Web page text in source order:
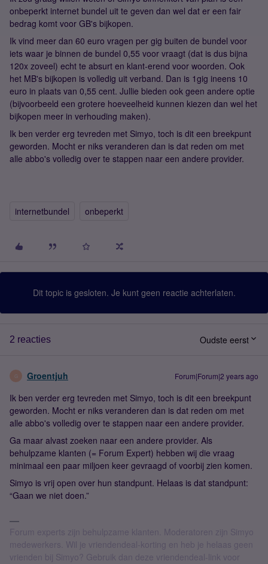
onbeperkt internet bundel uit te geven dan wel dat er een fair
bedrag komt voor GB's bijkopen.
Ik vind meer dan 60 euro vragen per gig buiten de bundel voor
iets waar je binnen de bundel 0,55 voor vraagt (dat is dus bijna
120x zoveel) echt te absurt en klant-erend voor woorden. Ook
het MB's bijkopen is volledig uit verband. Dan is 1gig ineens 10
euro in plaats van 0,55 cent. Jullie bieden ook geen andere optie
(bijvoorbeeld een grotere hoeveelheid kunnen kiezen dan wel het
bijkopen meer in verhouding maken).
Ik ben verder erg tevreden met Simyo, toch is dit een breekpunt
geworden. Mocht er niks veranderen dan is dat reden om met
alle abbo's volledig over te stappen naar een andere provider.
internetbundel onbeperkt
Dit topic is gesloten. Je kunt geen reactie achterlaten.
2 reacties Oudste eerst
G Groentjuh Forum|Forum|2 years ago
Ik ben verder erg tevreden met Simyo, toch is dit een breekpunt
geworden. Mocht er niks veranderen dan is dat reden om met
alle abbo's volledig over te stappen naar een andere provider.
Ga maar alvast zoeken naar een andere provider. Als
behulpzame klanten (= Forum Expert) hebben wij die vraag
minimaal een paar miljoen keer gevraagd of voorbij zien komen.
Simyo is vrij open over hun standpunt. Helaas is dat standpunt:
“Gaan we niet doen.”
Forum experts zijn behulpzame klanten. Moderatoren zijn Simyo
medewerkers. Wil je vriendendeal-korting en heb je helaas geen
vrienden bij Simyo? Gebruik dan deze vriendendeal-link voor